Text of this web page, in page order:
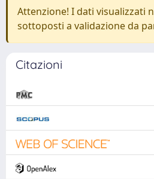
Attenzione! I dati visualizzati
sottoposti a validazione da
Citazioni